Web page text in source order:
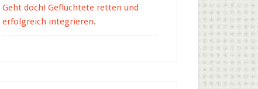
Geht doch! Geflüchtete retten und
erfolgreich integrieren.